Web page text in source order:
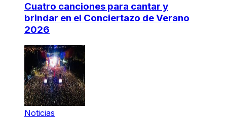
Cuatro canciones para cantar y
brindar en el Conciertazo de Verano
2026
Noticias